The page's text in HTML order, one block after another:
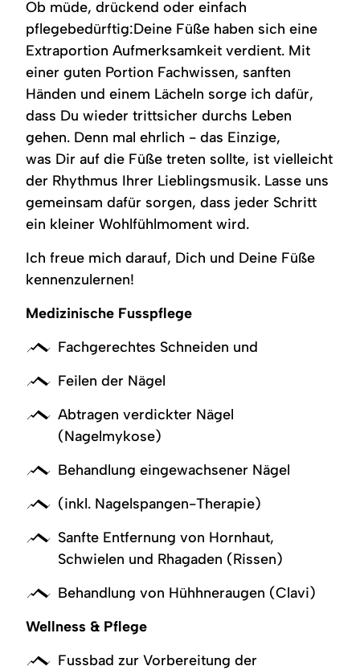
in
Bolsterlang.
Ob müde, drückend oder einfach
pflegebedürftig:Deine Füße haben sich eine
Extraportion Aufmerksamkeit verdient. Mit
einer guten Portion Fachwissen, sanften
Händen und einem Lächeln sorge ich dafür,
dass Du wieder trittsicher durchs Leben
gehen. Denn mal ehrlich - das Einzige,
was Dir auf die Füße treten sollte, ist vielleicht
der Rhythmus Ihrer Lieblingsmusik. Lasse uns
gemeinsam dafür sorgen, dass jeder Schritt
ein kleiner Wohlfühlmoment wird.
Ich freue mich darauf, Dich und Deine Füße
kennenzulernen!
Medizinische Fusspflege
Fachgerechtes Schneiden und
Feilen der Nägel
Abtragen verdickter Nägel
(Nagelmykose)
Behandlung eingewachsener Nägel
(inkl. Nagelspangen-Therapie)
Sanfte Entfernung von Hornhaut,
Schwielen und Rhagaden (Rissen)
Behandlung von Hühhneraugen (Clavi)
Wellness & Pflege
Fussbad zur Vorbereitung der